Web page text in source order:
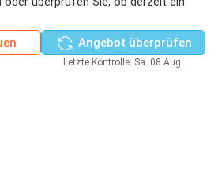
Angebot überprüfen
Letzte Kontrolle: Sa. 08 Aug.